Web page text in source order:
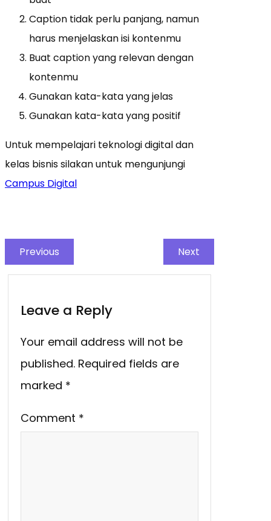
Caption tidak perlu panjang, namun
harus menjelaskan isi kontenmu
Buat caption yang relevan dengan
kontenmu
Gunakan kata-kata yang jelas
Gunakan kata-kata yang positif
Untuk mempelajari teknologi digital dan
kelas bisnis silakan untuk mengunjungi
Campus Digital
Previous Next
Leave a Reply
Your email address will not be
published. Required fields are
marked *
Comment *